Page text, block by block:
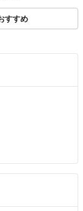
すすめ